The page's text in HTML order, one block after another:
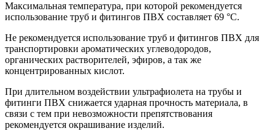
Максимальная температура, при которой рекомендуется
использование труб и фитингов ПВХ составляет 69 °С.
Не рекомендуется использование труб и фитингов ПВХ для
транспортировки ароматических углеводородов,
органических растворителей, эфиров, а так же
концентрированных кислот.
При длительном воздействии ультрафиолета на трубы и
фитинги ПВХ снижается ударная прочность материала, в
связи с тем при невозможности препятствования
рекомендуется окрашивание изделий.